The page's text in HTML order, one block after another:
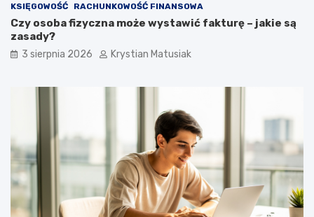
KSIĘGOWOŚĆ RACHUNKOWOŚĆ FINANSOWA
Czy osoba fizyczna może wystawić fakturę – jakie są
zasady?
3 sierpnia 2026 Krystian Matusiak